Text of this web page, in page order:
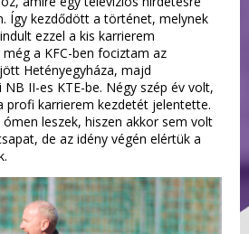
Így kezdődött a történet, melynek
ezzel a kis karrierem
a KFC-ben fociztam az
Hetényegyháza, majd
II-es KTE-be. Négy szép év volt,
profi karrierem kezdetét jelentette.
leszek, hiszen akkor sem volt
de az idény végén elértük a